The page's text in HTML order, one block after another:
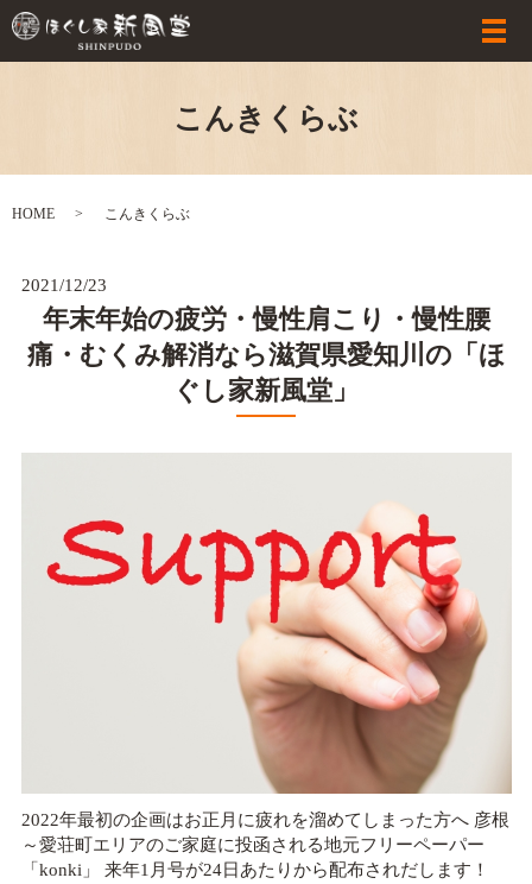
こんきくらぶ
HOME こんきくらぶ
2021/12/23
年末年始の疲労・慢性肩こり・慢性腰
痛・むくみ解消なら滋賀県愛知川の「ほ
ぐし家新風堂」
2022年最初の企画はお正月に疲れを溜めてしまった方へ 彦根
～愛荘町エリアのご家庭に投函される地元フリーペーパー
「konki」 来年1月号が24日あたりから配布されだします！